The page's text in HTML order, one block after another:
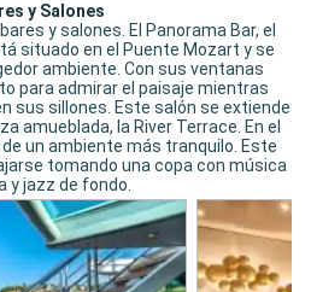
y Salones
y salones. El Panorama Bar, el
situado en el Puente Mozart y se
ambiente. Con sus ventanas
para admirar el paisaje mientras
sus sillones. Este salón se extiende
amueblada, la River Terrace. En el
un ambiente más tranquilo. Este
tomando una copa con música
y jazz de fondo.